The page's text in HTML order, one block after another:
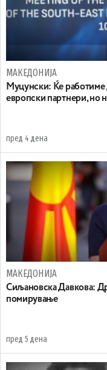
МАКЕДОНИЈА
Муцунски: Ќе работиме
европски партнери, но
пред 4 дена
МАКЕДОНИЈА
Сиљановска Давкова:
помирување
пред 5 дена